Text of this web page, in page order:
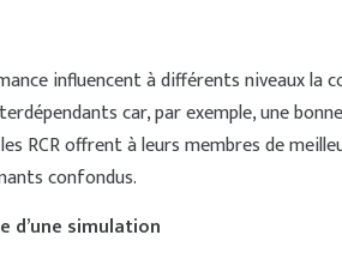
influencent à différents niveaux la
car, par exemple, une
RCR offrent à leurs membres de
confondus.
d’une simulation